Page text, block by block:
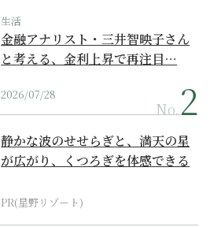
生活
金融アナリスト・三井智映子さん
と考える、金利上昇で再注目…
2026/07/28
No.
静かな波のせせらぎと、満天の星
が広がり、くつろぎを体感できる
PR(星野リゾート)